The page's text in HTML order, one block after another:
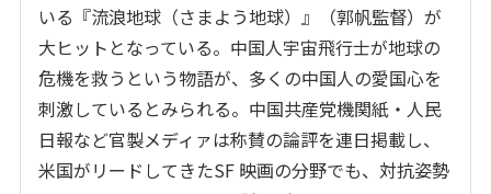
いる『流浪地球（さまよう地球）』（郭帆監督）が
大ヒットとなっている。中国人宇宙飛行士が地球の
危機を救うという物語が、多くの中国人の愛国心を
刺激しているとみられる。中国共産党機関紙・人民
日報など官製メディァは称賛の論評を連日掲載し、
米国がリードしてきたSF 映画の分野でも、対抗姿勢